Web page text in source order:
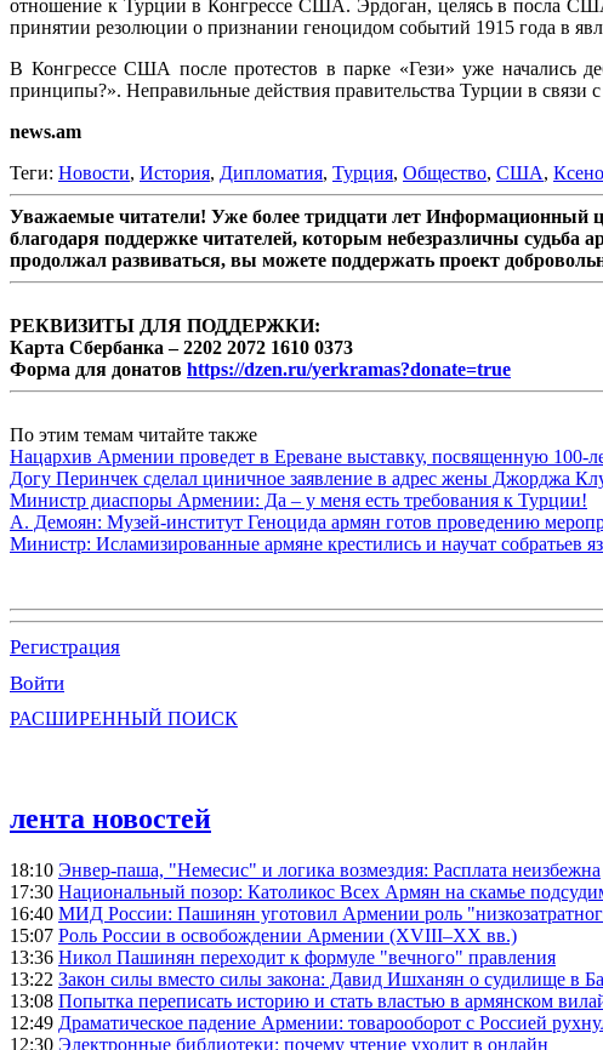
отношение к Турции в Конгрессе США. Эрдоган, целясь в посла
принятии резолюции о признании геноцидом событий 1915 года в
В Конгрессе США после протестов в парке «Гези» уже начались
принципы?». Неправильные действия правительства Турции в связи
news.am
Теги: Новости, История, Дипломатия, Турция, Общество, США,
Уважаемые читатели! Уже более тридцати лет Информационный
благодаря поддержке читателей, которым небезразличны
продолжал развиваться, вы можете поддержать проект
РЕКВИЗИТЫ ДЛЯ ПОДДЕРЖКИ:
Карта Сбербанка – 2202 2072 1610 0373
Форма для донатов https://dzen.ru/yerkramas?donate=true
По этим темам читайте также
Нацархив Армении проведет в Ереване выставку, посвященную 100-
Догу Перинчек сделал циничное заявление в адрес жены Джорджа
Министр диаспоры Армении: Да – у меня есть требования к Турции!
А. Демоян: Музей-институт Геноцида армян готов проведению
Министр: Исламизированные армяне крестились и научат собратьев
Регистрация
Войти
РАСШИРЕННЫЙ ПОИСК
лента новостей
18:10 Энвер-паша, "Немесис" и логика возмездия: Расплата неизбежна
17:30 Национальный позор: Католикос Всех Армян на скамье
16:40 МИД России: Пашинян уготовил Армении роль
15:07 Роль России в освобождении Армении (XVIII–XX вв.)
13:36 Никол Пашинян переходит к формуле "вечного" правления
13:22 Закон силы вместо силы закона: Давид Ишханян о судилище в
13:08 Попытка переписать историю и стать властью в армянском
12:49 Драматическое падение Армении: товарооборот с Россией
12:30 Электронные библиотеки: почему чтение уходит в онлайн